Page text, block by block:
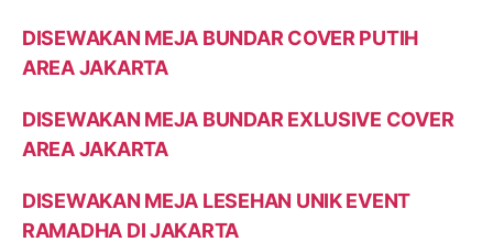
DISEWAKAN MEJA BUNDAR COVER PUTIH
AREA JAKARTA
DISEWAKAN MEJA BUNDAR EXLUSIVE COVER
AREA JAKARTA
DISEWAKAN MEJA LESEHAN UNIK EVENT
RAMADHA DI JAKARTA